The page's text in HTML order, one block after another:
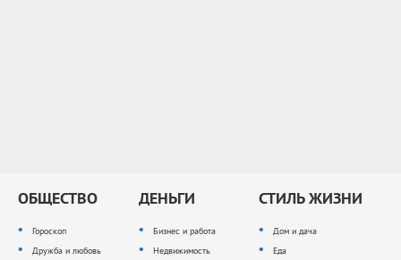
ОБЩЕСТВО
Гороскоп
Дружба и любовь
ДЕНЬГИ
Бизнес и работа
Недвижимость
СТИЛЬ ЖИЗНИ
Дом и дача
Еда